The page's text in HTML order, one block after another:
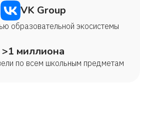
VK Group
образовательной экосистемы
>1 миллиона
по всем школьным предметам